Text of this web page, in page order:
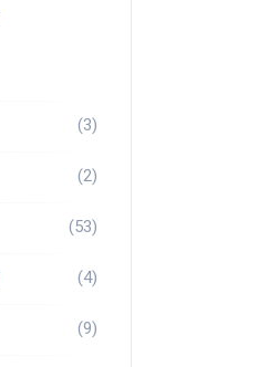
(3)
(2)
(53)
(4)
(9)